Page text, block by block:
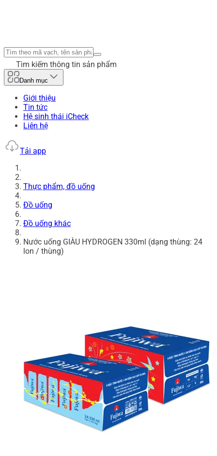
Tìm kiếm thông tin sản phẩm
Danh mục
Giới thiệu
Tin tức
Hệ sinh thái iCheck
Liên hệ
Tải app
Thực phẩm, đồ uống
Đồ uống
Đồ uống khác
Nước uống GIÀU HYDROGEN 330ml (dạng thùng: 24
lon / thùng)